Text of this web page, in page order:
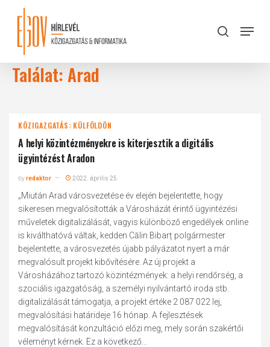
content
search
Menu
Találat: Arad
KÖZIGAZGATÁS: KÜLFÖLDÖN
A helyi közintézményekre is kiterjesztik a digitális
ügyintézést Aradon
byredaktor 2022. április 25.
„Miután Arad városvezetése év elején bejelentette, hogy
sikeresen megvalósították a Városházát érintő ügyintézési
műveletek digitalizálását, vagyis különböző engedélyek online
is kiválthatóvá váltak, kedden Călin Bibarț polgármester
bejelentette, a városvezetés újabb pályázatot nyert a már
megvalósult projekt kibővítésére. Az új projekt a
Városházához tartozó közintézmények: a helyi rendőrség, a
szociális igazgatóság, a személyi nyilvántartó iroda stb.
digitalizálását támogatja, a projekt értéke 2 087 022 lej,
megvalósítási határideje 16 hónap. A fejlesztések
megvalósítását konzultáció előzi meg, mely során szakértői
véleményt kérnek. Ez a következő...
Close